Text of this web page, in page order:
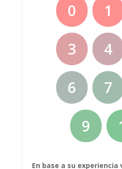
0 1
3
4
6
7
9
En base a su experiencia